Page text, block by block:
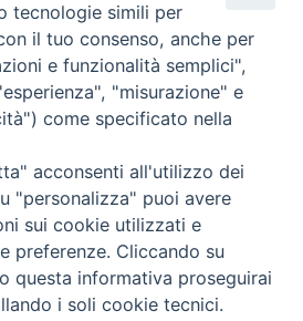
Livorno LI
© Diocesi Livorno
tecnologie simili per
il tuo consenso, anche per
e funzionalità semplici",
"misurazione" e
come specificato nella
acconsenti all'utilizzo dei
"personalizza" puoi avere
sui cookie utilizzati e
preferenze. Cliccando su
questa informativa proseguirai
i soli cookie tecnici.